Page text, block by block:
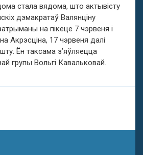
стала вядома, што актывісту
дэмакратаў Валянціну
на пікеце 7 чэрвеня і
Акрэсціна, 17 чэрвеня далі
Ён таксама з’яўляецца
групы Вольгі Кавальковай.